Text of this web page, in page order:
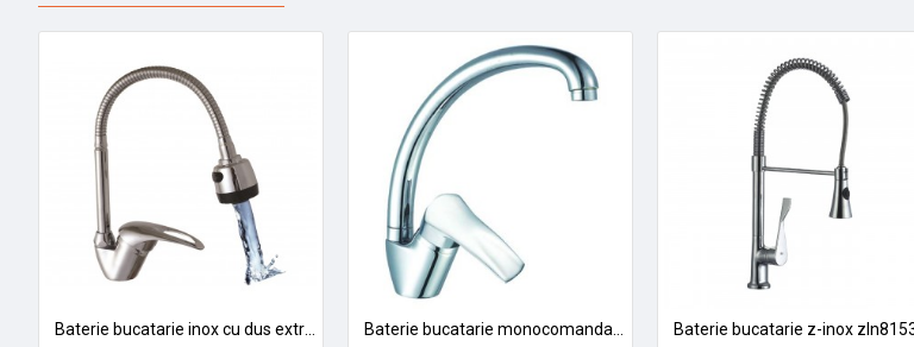
Baterie bucatarie inox cu dus extractibil - 2 jeturi reglabile, monocomanda, cartusa ceramica 35mm Baterie bucatarie monocomanda zinox zln-8549 - pipa inalta mobila, finisaj crom, cartus ceramic 40mm